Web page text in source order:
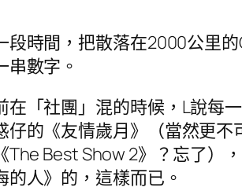
段時間，把散落在2000公里
串數字。
在「社團」混的時候，L說每
仔的《友情歲月》（當然更
The Best Show 2》？忘了
的人》的，這樣而已。